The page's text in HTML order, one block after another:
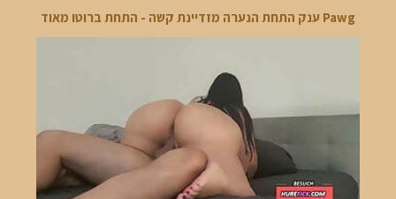
Pawg ענק התחת הנערה מזדיינת קשה - התחת ברוטו מאוד